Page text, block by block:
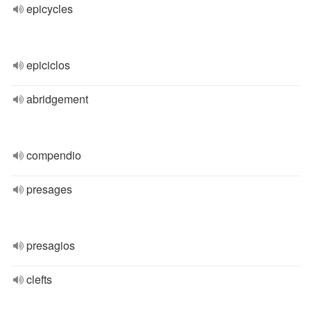
epicycles
epiciclos
abridgement
compendio
presages
presagios
clefts